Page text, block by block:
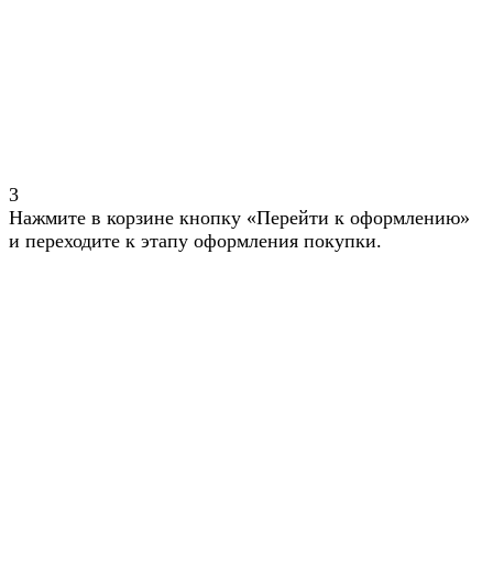
3
Нажмите в корзине кнопку «Перейти к оформлению»
и переходите к этапу оформления покупки.